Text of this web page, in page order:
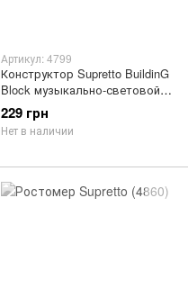
Артикул: 4799
Конструктор Supretto BuildinG
Block музыкально-световой
81 деталь
229 грн
Нет в наличии